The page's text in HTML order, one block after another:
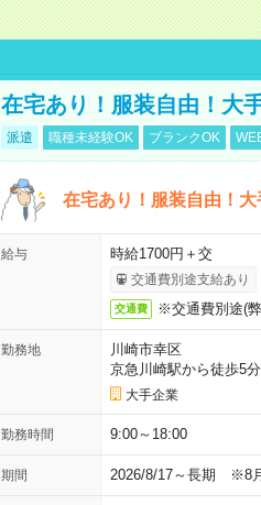
在宅あり！服装自由！大
派遣 職種未経験OK ブランクOK
在宅あり！服装自由！
給与 時給1700円＋交
交通費別途支給あり
交通費 ※交通費別途(
勤務地
川崎市幸区
京急川崎駅から徒歩5分
大手企業
勤務時間 9:00～18:00
期間 2026/8/17～長期 ※8